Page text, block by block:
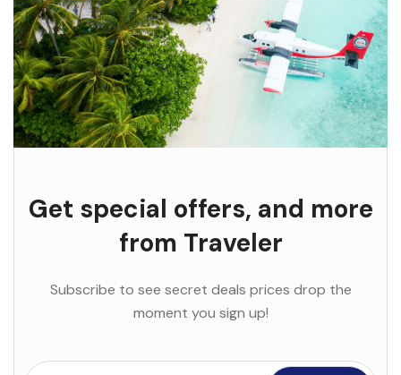
Get special offers, and more
from Traveler
Subscribe to see secret deals prices drop the
moment you sign up!